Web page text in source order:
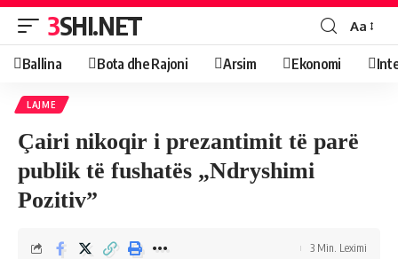
3SHI.NET Aa
Ballina Bota dhe Rajoni Arsim Ekonomi
LAJME
Çairi nikoqir i prezantimit të parë
publik të fushatës „Ndryshimi
Pozitiv”
3 Min. Leximi